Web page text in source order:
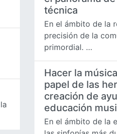
técnica
En el ámbito de la
precisión de la
primordial. …
Hacer la
papel de las
creación de
educación
En el ámbito de la